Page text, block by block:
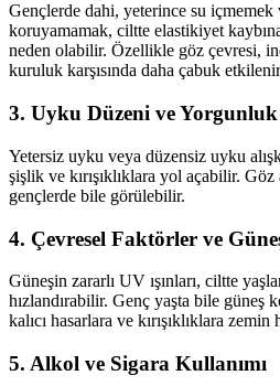
Gençlerde dahi, yeterince su
koruyamamak, ciltte elastikiyet kaybına
neden olabilir. Özellikle göz çevresi,
kuruluk karşısında daha çabuk
3. Uyku Düzeni ve Yorgunluk
Yetersiz uyku veya düzensiz uyku
şişlik ve kırışıklıklara yol açabilir.
gençlerde bile görülebilir.
4. Çevresel Faktörler ve Güneş
Güneşin zararlı UV ışınları, ciltte
hızlandırabilir. Genç yaşta bile güneş
kalıcı hasarlara ve kırışıklıklara zemin
5. Alkol ve Sigara Kullanımı